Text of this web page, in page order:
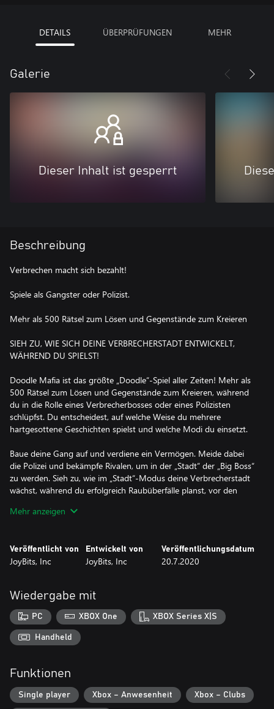
DETAILS ÜBERPRÜFUNGEN MEHR
Galerie
Dieser Inhalt ist gesperrt
Beschreibung
Verbrechen macht sich bezahlt!
Spiele als Gangster oder Polizist.
Mehr als 500 Rätsel zum Lösen und Gegenstände zum Kreieren
SIEH ZU, WIE SICH DEINE VERBRECHERSTADT ENTWICKELT,
WÄHREND DU SPIELST!
Doodle Mafia ist das größte „Doodle“-Spiel aller Zeiten! Mehr als
500 Rätsel zum Lösen und Gegenstände zum Kreieren, während
du in die Rolle eines Verbrecherbosses oder eines Polizisten
schlüpfst. Du entscheidest, auf welche Weise du mehrere
hartgesottene Geschichten spielst und welche Modi du einsetzt.
Baue deine Gang auf und verdiene ein Vermögen. Meide dabei
die Polizei und bekämpfe Rivalen, um in der „Stadt“ der „Big Boss“
zu werden. Sieh zu, wie im „Stadt“-Modus deine Verbrecherstadt
wächst, während du erfolgreich Raubüberfälle planst, vor den
acht, denn hinter jeder Ecke lauert ein guter Polizist, der sich gern
Schnapp dir im „Kampagnen“-Modus die bösen Jungs oder plane
Bist du hart genug, den rivalisierenden Boss zu besiegen und der
große Verbrecherboss der Stadt zu werden? Mal sehen, was du
so zustande bringst ...
Denk daran, dass sich Verbrechen bezahlt macht!
SPIELFEATURES
- Das größte „Doodle“-Spiel aller Zeiten!
- MEHR ALS 500 Rätsel zum Lösen und Gegenstände zum
Mehr anzeigen
Veröffentlicht von
JoyBits, Inc
Entwickelt von
JoyBits, Inc
Veröffentlichungsdatum
20.7.2020
Wiedergabe mit
PC XBOX One XBOX Series X|S
Handheld
Funktionen
Single player Xbox – Anwesenheit Xbox – Clubs